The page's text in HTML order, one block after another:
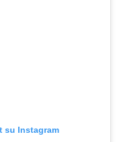
su Instagram